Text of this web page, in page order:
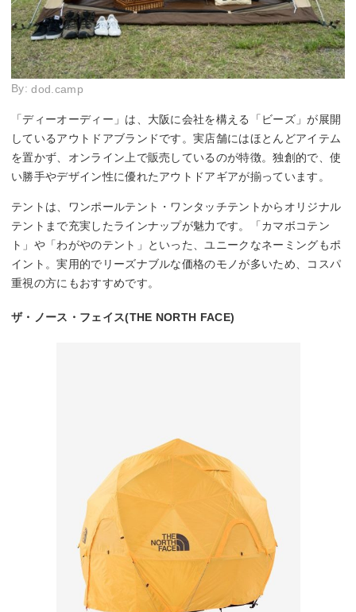
By:dod.camp
「ディーオーディー」は、大阪に会社を構える「ビーズ」が展開
しているアウトドアブランドです。実店舗にはほとんどアイテム
を置かず、オンライン上で販売しているのが特徴。独創的で、使
い勝手やデザイン性に優れたアウトドアギアが揃っています。
テントは、ワンポールテント・ワンタッチテントからオリジナル
テントまで充実したラインナップが魅力です。「カマボコテン
ト」や「わがやのテント」といった、ユニークなネーミングもポ
イント。実用的でリーズナブルな価格のモノが多いため、コスパ
重視の方にもおすすめです。
ザ・ノース・フェイス(THE NORTH FACE)